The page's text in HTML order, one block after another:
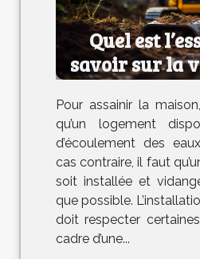
Quel est
savoir sur la
fosse
Pour assainir la
qu’un logement
d’écoulement des
cas contraire, il faut
soit installée et
que possible.
doit respecter
cadre d’une...